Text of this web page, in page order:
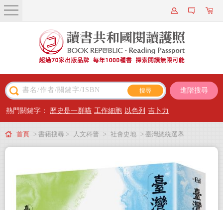
關於我們
近期新書
主題閱讀
出版專區
會員專屬
會員儲值方案
進階搜尋
熱門關鍵字： 歷史是一群喵 工作細胞 以色列 吉卜力
首頁 > 書籍搜尋 > 人文科普 > 社會史地 > 臺灣總統選舉